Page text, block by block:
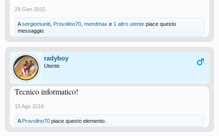
29 Gen 2015
Asergiomuniti Provolino70 mendmax e 1 altro utente piace questo
messaggio.
radyboy
Utente
Tecnico informatico!
15 Ago 2016
A Provolino70 piace questo elemento.